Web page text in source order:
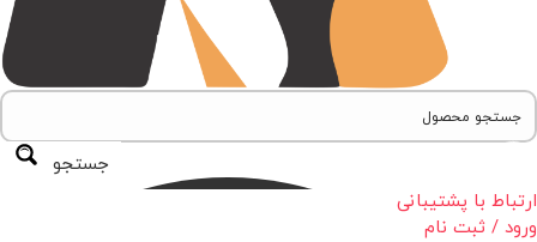
جستجو
ارتباط با پشتیبانی
ورود / ثبت نام